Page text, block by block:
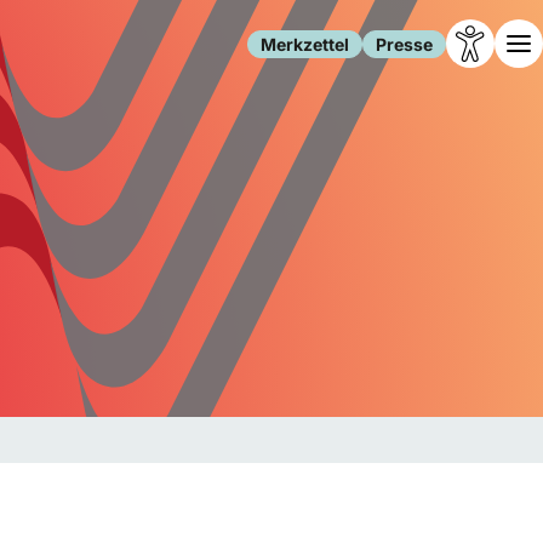
Merkzettel Presse
Leben
Familie
Freizeit
Gesundheit
Internet
Gesellschaft
Forschung
Migration
Polizei